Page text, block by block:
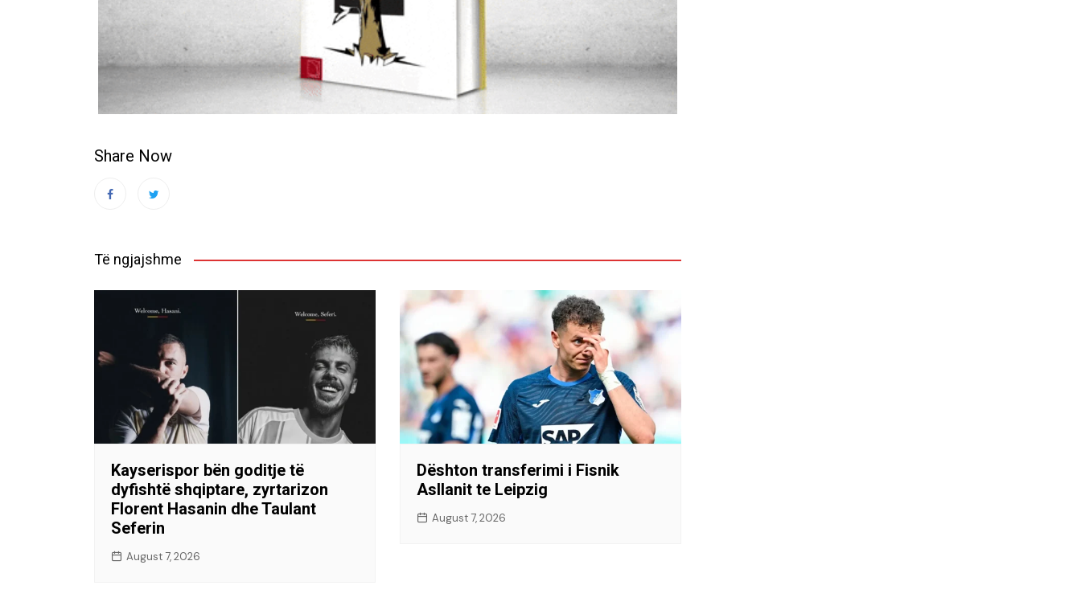
Share Now
Të ngjajshme
Kayserispor bën goditje të
dyfishtë shqiptare, zyrtarizon
Florent Hasanin dhe Taulant
Seferin
August 7, 2026
Dështon transferimi i Fisnik
Asllanit te Leipzig
August 7, 2026